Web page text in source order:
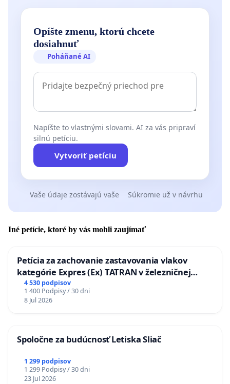
Opíšte zmenu, ktorú chcete
dosiahnuť
Poháňané AI
Napíšte to vlastnými slovami. AI za vás pripraví
silnú petíciu.
Vytvoriť petíciu
Vaše údaje zostávajú vaše Súkromie už v návrhu
Iné petície, ktoré by vás mohli zaujímať
Petícia za zachovanie zastavovania vlakov
kategórie Expres (Ex) TATRAN v železničnej
stanici Púchov
4 530 podpisov
1 400 Podpisy / 30 dni
8 Jul 2026
Spoločne za budúcnosť Letiska Sliač
1 299 podpisov
1 299 Podpisy / 30 dni
23 Jul 2026